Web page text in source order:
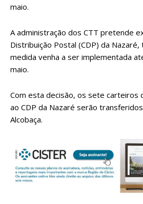
maio.
A administração dos CTT pretende
Distribuição Postal (CDP) da Nazaré,
medida venha a ser implementada
maio.
Com esta decisão, os sete carteiros
ao CDP da Nazaré serão
Alcobaça.